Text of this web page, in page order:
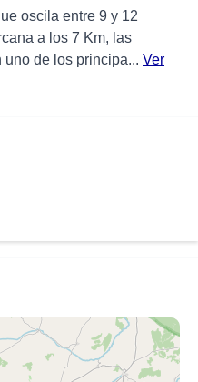
oscila entre 9 y 12
a los 7 Km, las
uno de los principa... Ver